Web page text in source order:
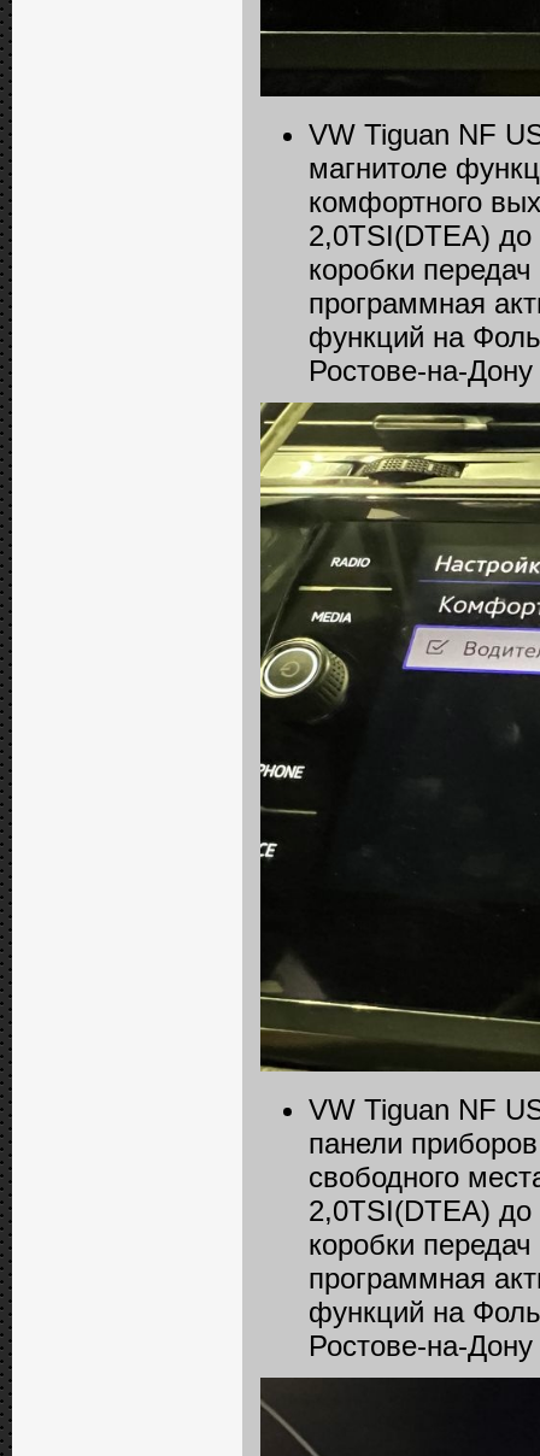
VW Tiguan NF
магнитоле
комфортного
2,0TSI(DTEA)
коробки передач
программная
функций на
Ростове-на-Дону
VW Tiguan NF
панели
свободного
2,0TSI(DTEA)
коробки передач
программная
функций на
Ростове-на-Дону